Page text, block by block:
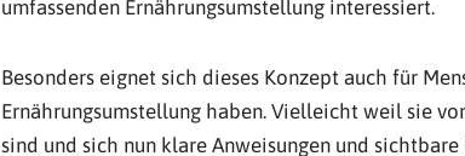
umfassenden Ernährungsumstellung interessiert.
Besonders eignet sich dieses Konzept auch für
Ernährungsumstellung haben. Vielleicht weil sie
sind und sich nun klare Anweisungen und sichtbare